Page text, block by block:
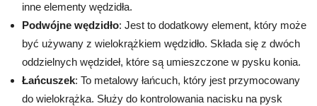
inne elementy wędzidła.
Podwójne wędzidło: Jest to dodatkowy element, który może
być używany z wielokrążkiem wędzidło. Składa się z dwóch
oddzielnych wędzideł, które są umieszczone w pysku konia.
Łańcuszek: To metalowy łańcuch, który jest przymocowany
do wielokrążka. Służy do kontrolowania nacisku na pysk